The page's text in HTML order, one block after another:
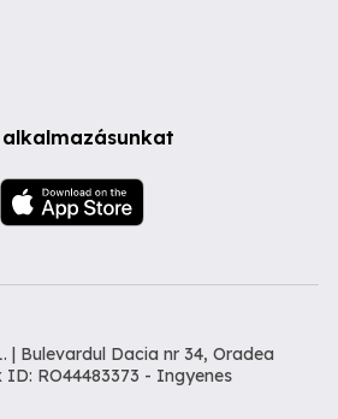
| Bulevardul Dacia nr 34, Oradea
ID: RO44483373 - Ingyenes